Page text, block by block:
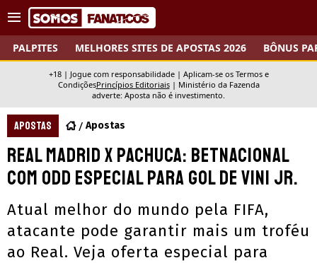
PALPITES MELHORES SITES DE APOSTAS 2026 BÔNUS
+18 | Jogue com responsabilidade | Aplicam-se os Termos e
CondiçõesPrincípios Editoriais| Ministério da Fazenda
adverte: Aposta não é investimento.
APOSTAS Apostas
Real Madrid x Pachuca: Betnacional
com odd especial para gol de Vini Jr.
Atual melhor do mundo pela FIFA,
atacante pode garantir mais um troféu
ao Real. Veja oferta especial para